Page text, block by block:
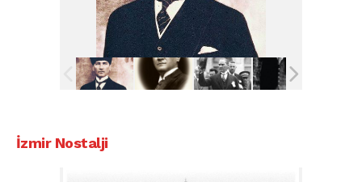
İzmir Nostalji